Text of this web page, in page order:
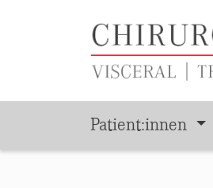
Zum Hauptinhalt springen
Patient:innen